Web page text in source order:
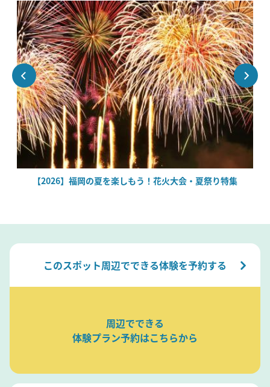
【2026】福岡の夏を楽しもう！花火大会・夏祭り特集
このスポット周辺でできる体験を予約する
周辺でできる
体験プラン予約はこちらから